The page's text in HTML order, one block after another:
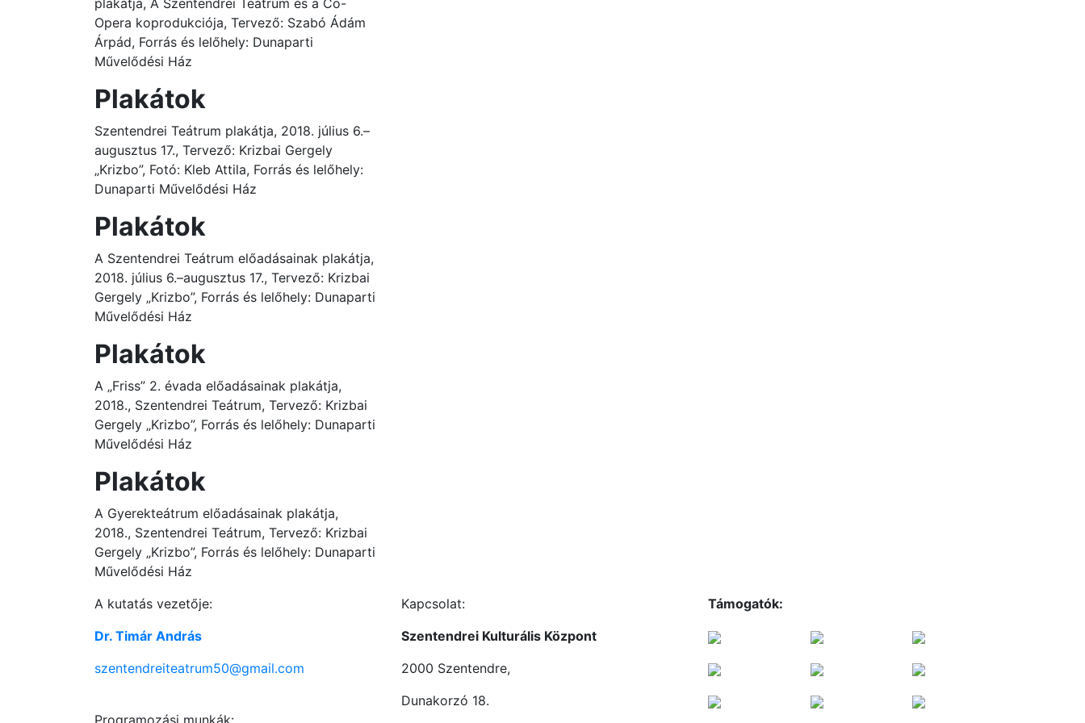
plakátja, A Szentendrei Teátrum és a Co-
Opera koprodukciója, Tervező: Szabó Ádám
Árpád, Forrás és lelőhely: Dunaparti
Művelődési Ház
Plakátok
Szentendrei Teátrum plakátja, 2018. július 6.–
augusztus 17., Tervező: Krizbai Gergely
„Krizbo”, Fotó: Kleb Attila, Forrás és lelőhely:
Dunaparti Művelődési Ház
Plakátok
A Szentendrei Teátrum előadásainak plakátja,
2018. július 6.–augusztus 17., Tervező: Krizbai
Gergely „Krizbo”, Forrás és lelőhely: Dunaparti
Művelődési Ház
Plakátok
A „Friss” 2. évada előadásainak plakátja,
2018., Szentendrei Teátrum, Tervező: Krizbai
Gergely „Krizbo”, Forrás és lelőhely: Dunaparti
Művelődési Ház
Plakátok
A Gyerekteátrum előadásainak plakátja,
2018., Szentendrei Teátrum, Tervező: Krizbai
Gergely „Krizbo”, Forrás és lelőhely: Dunaparti
Művelődési Ház
A kutatás vezetője:
Dr. Timár András
szentendreiteatrum50@gmail.com
Programozási munkák:
Kapcsolat:
Szentendrei Kulturális Központ
2000 Szentendre,
Dunakorzó 18.
Támogatók: